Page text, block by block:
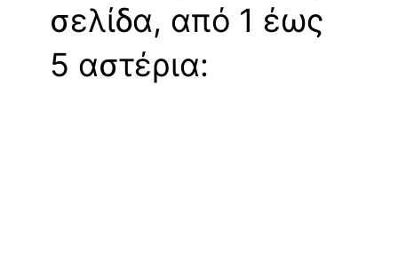
σελίδα, από 1 έως
5 αστέρια: